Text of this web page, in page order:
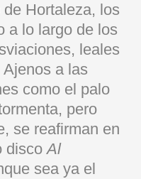
Hortaleza, los
a lo largo de los
leales
a las
como el palo
pero
se reafirman en
discoAl
sea ya el